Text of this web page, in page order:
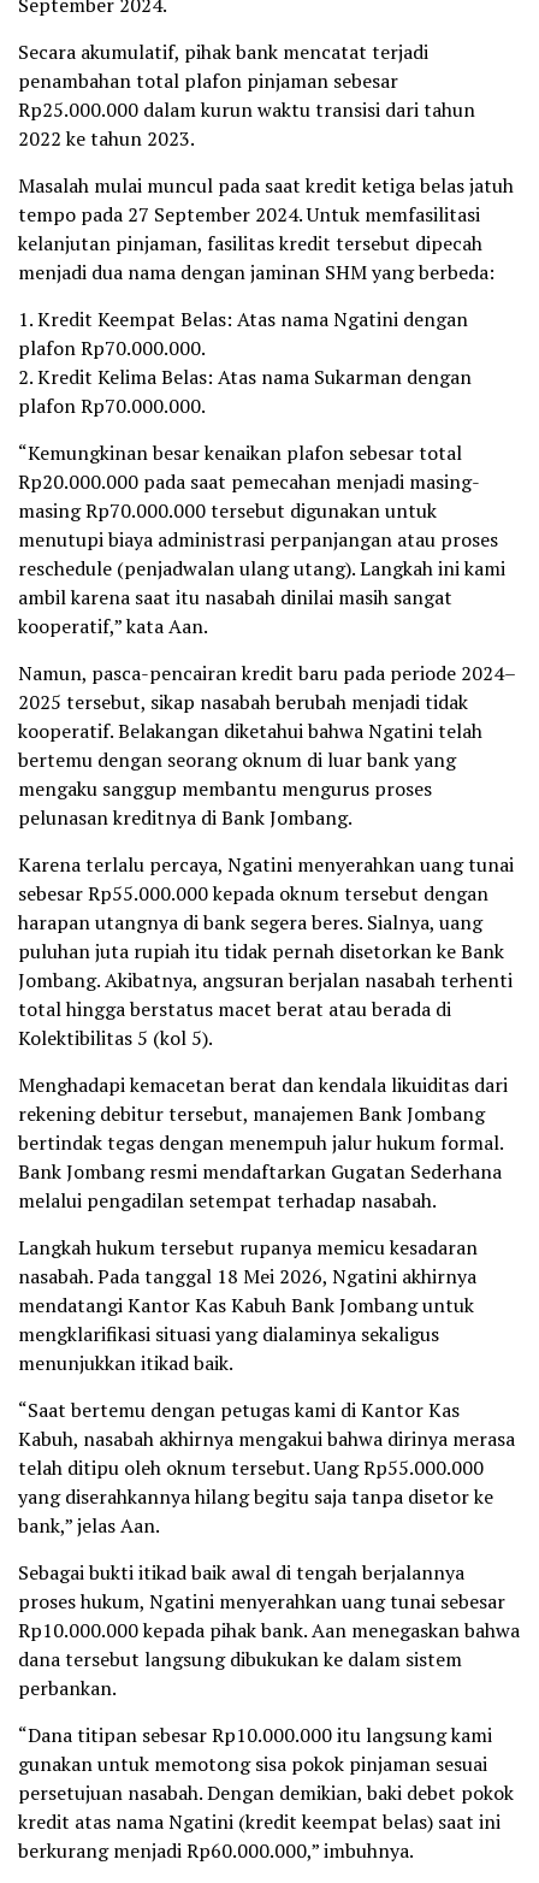
Secara akumulatif, pihak bank mencatat terjadi
penambahan total plafon pinjaman sebesar
Rp25.000.000 dalam kurun waktu transisi dari tahun
2022 ke tahun 2023.
Masalah mulai muncul pada saat kredit ketiga belas jatuh
tempo pada 27 September 2024. Untuk memfasilitasi
kelanjutan pinjaman, fasilitas kredit tersebut dipecah
menjadi dua nama dengan jaminan SHM yang berbeda:
1. Kredit Keempat Belas: Atas nama Ngatini dengan
plafon Rp70.000.000.
2. Kredit Kelima Belas: Atas nama Sukarman dengan
plafon Rp70.000.000.
“Kemungkinan besar kenaikan plafon sebesar total
Rp20.000.000 pada saat pemecahan menjadi masing-
masing Rp70.000.000 tersebut digunakan untuk
menutupi biaya administrasi perpanjangan atau proses
reschedule (penjadwalan ulang utang). Langkah ini kami
ambil karena saat itu nasabah dinilai masih sangat
kooperatif,” kata Aan.
Namun, pasca-pencairan kredit baru pada periode 2024–
2025 tersebut, sikap nasabah berubah menjadi tidak
kooperatif. Belakangan diketahui bahwa Ngatini telah
bertemu dengan seorang oknum di luar bank yang
mengaku sanggup membantu mengurus proses
pelunasan kreditnya di Bank Jombang.
Karena terlalu percaya, Ngatini menyerahkan uang tunai
sebesar Rp55.000.000 kepada oknum tersebut dengan
harapan utangnya di bank segera beres. Sialnya, uang
puluhan juta rupiah itu tidak pernah disetorkan ke Bank
Jombang. Akibatnya, angsuran berjalan nasabah terhenti
total hingga berstatus macet berat atau berada di
Kolektibilitas 5 (kol 5).
Menghadapi kemacetan berat dan kendala likuiditas dari
rekening debitur tersebut, manajemen Bank Jombang
bertindak tegas dengan menempuh jalur hukum formal.
Bank Jombang resmi mendaftarkan Gugatan Sederhana
melalui pengadilan setempat terhadap nasabah.
Langkah hukum tersebut rupanya memicu kesadaran
nasabah. Pada tanggal 18 Mei 2026, Ngatini akhirnya
mendatangi Kantor Kas Kabuh Bank Jombang untuk
mengklarifikasi situasi yang dialaminya sekaligus
menunjukkan itikad baik.
“Saat bertemu dengan petugas kami di Kantor Kas
Kabuh, nasabah akhirnya mengakui bahwa dirinya merasa
telah ditipu oleh oknum tersebut. Uang Rp55.000.000
yang diserahkannya hilang begitu saja tanpa disetor ke
bank,” jelas Aan.
Sebagai bukti itikad baik awal di tengah berjalannya
proses hukum, Ngatini menyerahkan uang tunai sebesar
Rp10.000.000 kepada pihak bank. Aan menegaskan bahwa
dana tersebut langsung dibukukan ke dalam sistem
perbankan.
“Dana titipan sebesar Rp10.000.000 itu langsung kami
gunakan untuk memotong sisa pokok pinjaman sesuai
persetujuan nasabah. Dengan demikian, baki debet pokok
kredit atas nama Ngatini (kredit keempat belas) saat ini
berkurang menjadi Rp60.000.000,” imbuhnya.